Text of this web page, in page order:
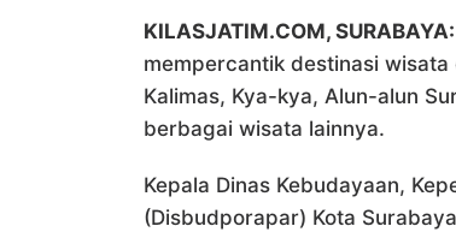
KILASJATIM.COM, SURABAYA:
mempercantik destinasi
Kalimas, Kya-kya, Alun-alun
berbagai wisata lainnya.
Kepala Dinas Kebudayaan,
(Disbudporapar) Kota